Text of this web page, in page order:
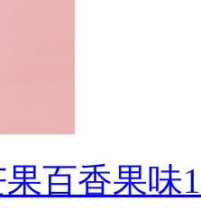
百香果味